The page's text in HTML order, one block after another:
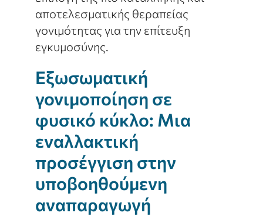
αποτελεσματικής θεραπείας
γονιμότητας για την επίτευξη
εγκυμοσύνης.
Εξωσωματική
γονιμοποίηση σε
φυσικό κύκλο: Μια
εναλλακτική
προσέγγιση στην
υποβοηθούμενη
αναπαραγωγή